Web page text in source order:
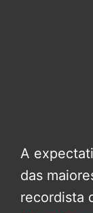
A
das
recordista